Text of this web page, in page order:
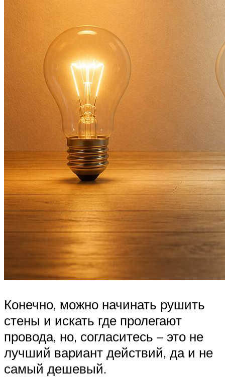
Конечно, можно начинать рушить
стены и искать где пролегают
провода, но, согласитесь – это не
лучший вариант действий, да и не
самый дешевый.